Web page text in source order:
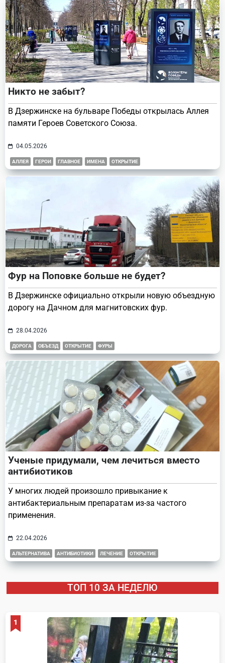
Никто не забыт?
В Дзержинске на бульваре Победы открылась Аллея
памяти Героев Советского Союза.
04.05.2026
АЛЛЕЯ ГЕРОИ ГЛАВНОЕ ИМЕНА ОТКРЫТИЕ
Фур на Поповке больше не будет?
В Дзержинске официально открыли новую объездную
дорогу на Дачном для магнитовских фур.
28.04.2026
ДОРОГА ОБЪЕЗД ОТКРЫТИЕ ФУРЫ
Ученые придумали, чем лечиться вместо
антибиотиков
У многих людей произошло привыкание к
антибактериальным препаратам из-за частого
применения.
22.04.2026
АЛЬТЕРНАТИВА АНТИБИОТИКИ ЛЕЧЕНИЕ ОТКРЫТИЕ
ТОП 10 ЗА НЕДЕЛЮ